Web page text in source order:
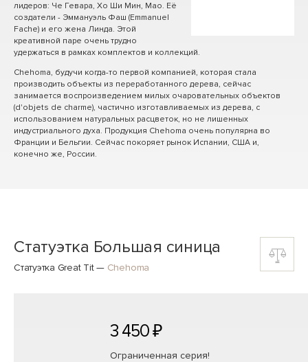
лидеров: Че Гевара, Хо Ши Мин, Мао. Её
создатели - Эммануэль Фаш (Emmanuel
Fache) и его жена Линда. Этой
креативной паре очень трудно
удержаться в рамках комплектов и коллекций.
Chehoma, будучи когда-то первой компанией, которая стала
производить объекты из переработанного дерева, сейчас
занимается воспроизведением милых очаровательных объектов
(d'objets de charme), частично изготавливаемых из дерева, с
использованием натуральных расцветок, но не лишенных
индустриального духа. Продукция Chehoma очень популярна во
Франции и Бельгии. Сейчас покоряет рынок Испании, США и,
конечно же, России.
Статуэтка Большая синица
Статуэтка Great Tit— Chehoma
3 450 ₽
Ограниченная серия!